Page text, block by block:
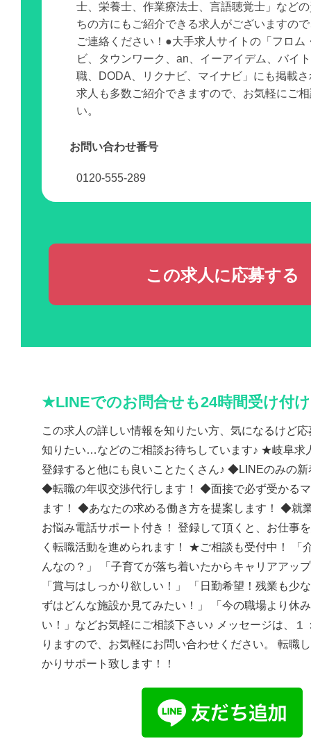
士、栄養士、作業療法士、言語聴覚士」など
ちの方にもご紹介できる求人がございますの
ご連絡ください！●大手求人サイトの「フロム
ビ、タウンワーク、an、イーアイデム、バイ
職、DODA、リクナビ、マイナビ」にも掲載
求人も多数ご紹介できますので、お気軽にご
い。
お問い合わせ番号
0120-555-289
この求人に応募する
★LINEでのお問合せも24時間受け付
この求人の詳しい情報を知りたい方、気になるけど
知りたい…などのご相談お待ちしています♪ ★岐阜求
登録すると他にも良いことたくさん♪ ◆LINEのみの
◆転職の年収交渉代行します！ ◆面接で必ず受かる
ます！ ◆あなたの求める働き方を提案します！ ◆就
お悩み電話サポート付き！ 登録して頂くと、お仕事
く転職活動を進められます！ ★ご相談も受付中！ 「
んなの？」 「子育てが落ち着いたからキャリアアッ
「賞与はしっかり欲しい！」 「日勤希望！残業も少
ずはどんな施設か見てみたい！」 「今の職場より休
い！」などお気軽にご相談下さい♪ メッセージは、１
りますので、お気軽にお問い合わせください。 転職
かりサポート致します！！